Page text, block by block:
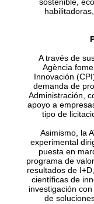
sostenible,
A través de
Agència
Innovación
demanda de
Administración,
apoyo a
tipo de
Asimismo, la
experimental
puesta en
programa de
resultados de
científicas de
investigación
de